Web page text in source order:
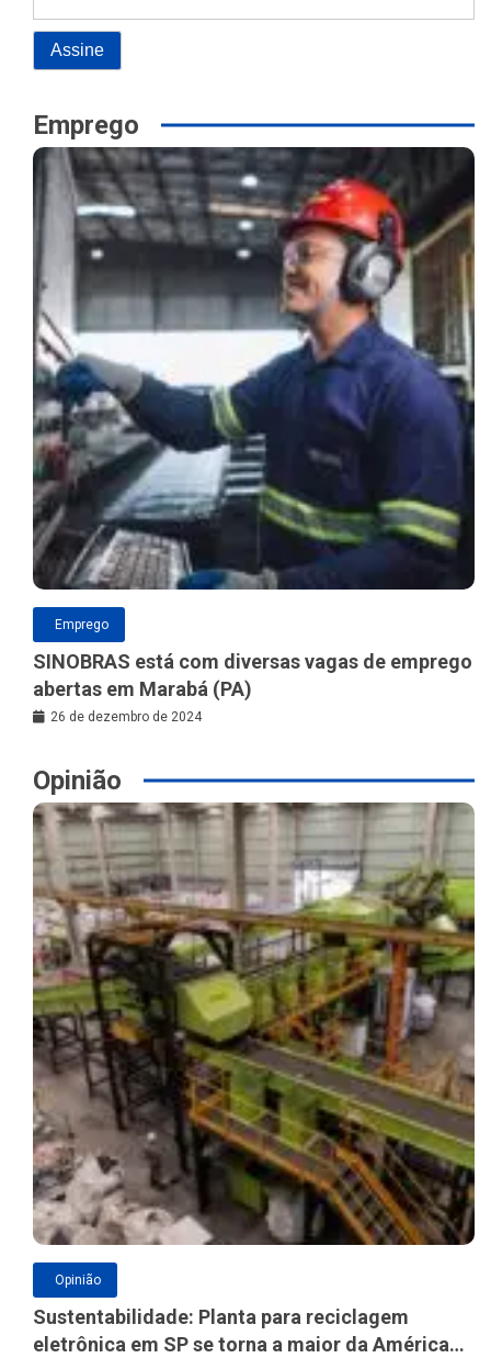
Emprego
Emprego
SINOBRAS está com diversas vagas de emprego
abertas em Marabá (PA)
26 de dezembro de 2024
Opinião
Opinião
Sustentabilidade: Planta para reciclagem
eletrônica em SP se torna a maior da América